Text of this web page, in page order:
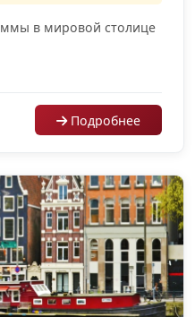
в мировой столице
Подробнее